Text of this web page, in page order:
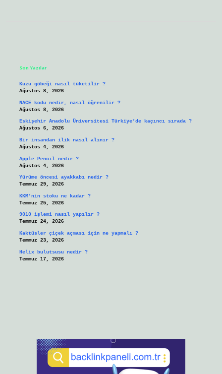
Son Yazılar
Kuzu göbeği nasıl tüketilir ?
Ağustos 8, 2026
NACE kodu nedir, nasıl öğrenilir ?
Ağustos 8, 2026
Eskişehir Anadolu Üniversitesi Türkiye’de kaçıncı sırada ?
Ağustos 6, 2026
Bir insandan ilik nasıl alınır ?
Ağustos 4, 2026
Apple Pencil nedir ?
Ağustos 4, 2026
Yürüme öncesi ayakkabı nedir ?
Temmuz 29, 2026
KKM’nin stoku ne kadar ?
Temmuz 25, 2026
9010 işlemi nasıl yapılır ?
Temmuz 24, 2026
Kaktüsler çiçek açması için ne yapmalı ?
Temmuz 23, 2026
Helix bulutsusu nedir ?
Temmuz 17, 2026